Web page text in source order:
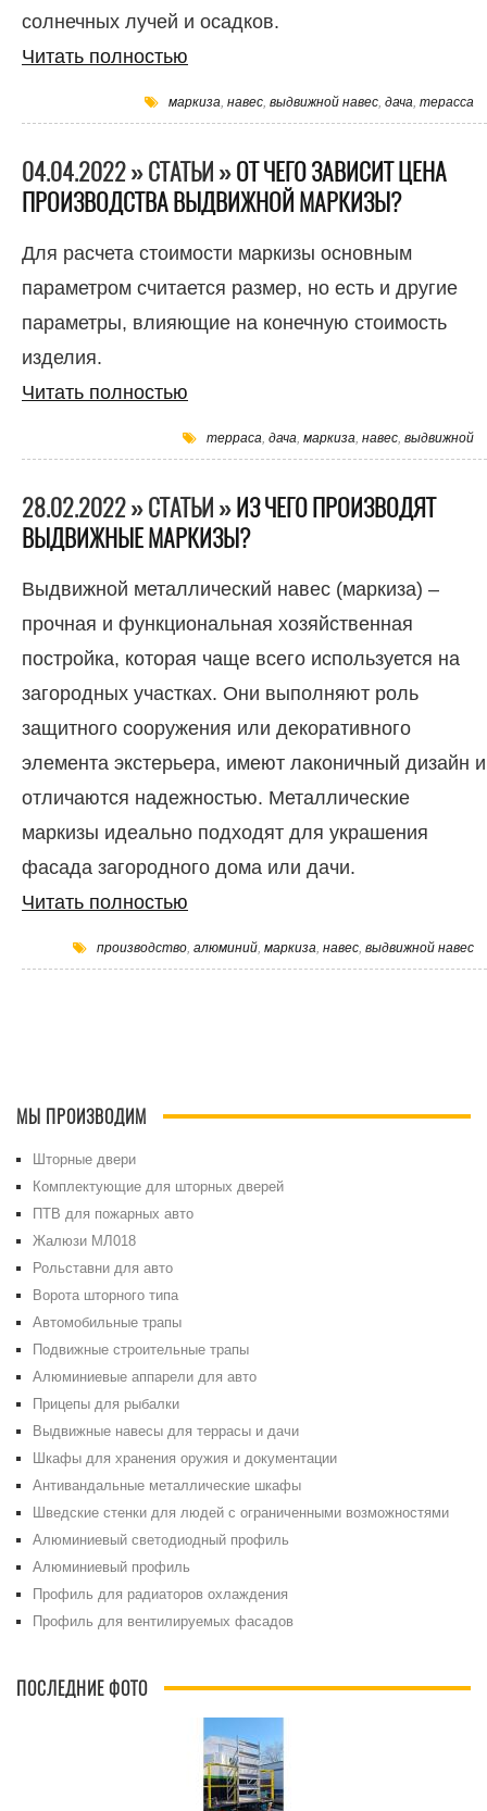
солнечных лучей и осадков.
Читать полностью
маркиза, навес, выдвижной навес, дача, терасса
04.04.2022 » СТАТЬИ »ОТ ЧЕГО ЗАВИСИТ ЦЕНА
ПРОИЗВОДСТВА ВЫДВИЖНОЙ МАРКИЗЫ?
Для расчета стоимости маркизы основным
параметром считается размер, но есть и другие
параметры, влияющие на конечную стоимость
изделия.
Читать полностью
терраса, дача, маркиза, навес, выдвижной
28.02.2022 » СТАТЬИ »ИЗ ЧЕГО ПРОИЗВОДЯТ
ВЫДВИЖНЫЕ МАРКИЗЫ?
Выдвижной металлический навес (маркиза) –
прочная и функциональная хозяйственная
постройка, которая чаще всего используется на
загородных участках. Они выполняют роль
защитного сооружения или декоративного
элемента экстерьера, имеют лаконичный дизайн и
отличаются надежностью. Металлические
маркизы идеально подходят для украшения
фасада загородного дома или дачи.
Читать полностью
производство, алюминий, маркиза, навес, выдвижной навес
МЫ ПРОИЗВОДИМ
Шторные двери
Комплектующие для шторных дверей
ПТВ для пожарных авто
Жалюзи МЛ018
Рольставни для авто
Ворота шторного типа
Автомобильные трапы
Подвижные строительные трапы
Алюминиевые аппарели для авто
Прицепы для рыбалки
Выдвижные навесы для террасы и дачи
Шкафы для хранения оружия и документации
Антивандальные металлические шкафы
Шведские стенки для людей с ограниченными возможностями
Алюминиевый светодиодный профиль
Алюминиевый профиль
Профиль для радиаторов охлаждения
Профиль для вентилируемых фасадов
ПОСЛЕДНИЕ ФОТО